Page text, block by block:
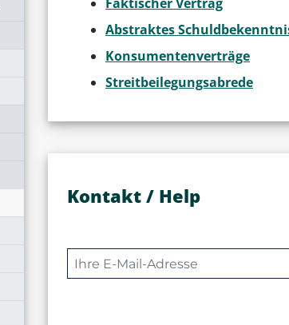
Faktischer Vertrag
Abstraktes
Konsumentenverträge
Streitbeilegungsabrede
Kontakt / Help